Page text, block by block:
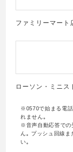
ファミリーマート
ローソン・ミニ
※0570で始まる電
れません｡
※音声自動応答での
ん｡ プッシュ回線ま
い｡